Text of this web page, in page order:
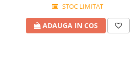
STOC LIMITAT
ADAUGA IN COS